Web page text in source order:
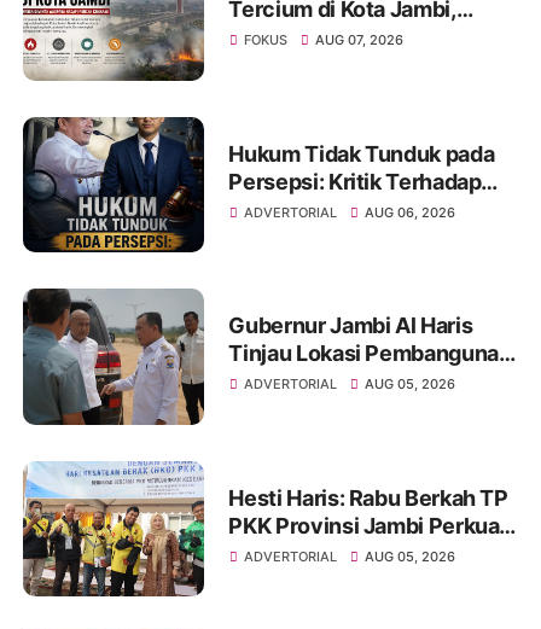
Tercium di Kota Jambi,
Warga Diminta Waspada
FOKUS AUG 07, 2026
Hukum Tidak Tunduk pada
Persepsi: Kritik Terhadap
Monopoli Kebenaran oleh
ADVERTORIAL AUG 06, 2026
Gubernur Jambi Al Haris
Tinjau Lokasi Pembangunan
Sekolah Rakyat dan Lokasi
ADVERTORIAL AUG 05, 2026
Hesti Haris: Rabu Berkah TP
PKK Provinsi Jambi Perkuat
Literasi Keuangan dan
ADVERTORIAL AUG 05, 2026